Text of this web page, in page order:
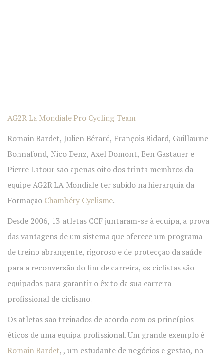
AG2R La Mondiale Pro Cycling Team
Romain Bardet, Julien Bérard, François Bidard, Guillaume
Bonnafond, Nico Denz, Axel Domont, Ben Gastauer e
Pierre Latour são apenas oito dos trinta membros da
equipe AG2R LA Mondiale ter subido na hierarquia da
Formação Chambéry Cyclisme.
Desde 2006, 13 atletas CCF juntaram-se à equipa, a prova
das vantagens de um sistema que oferece um programa
de treino abrangente, rigoroso e de protecção da saúde
para a reconversão do fim de carreira, os ciclistas são
equipados para garantir o êxito da sua carreira
profissional de ciclismo.
Os atletas são treinados de acordo com os princípios
éticos de uma equipa profissional. Um grande exemplo é
Romain Bardet, , um estudante de negócios e gestão, no